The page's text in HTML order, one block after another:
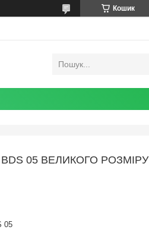
Кошик
05 ВЕЛИКОГО РОЗМІРУ
05